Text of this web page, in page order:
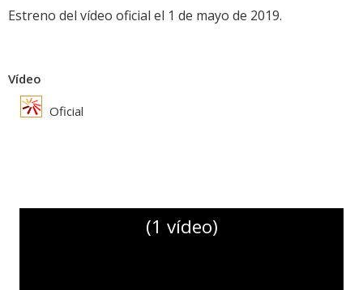
Estreno del vídeo oficial el 1 de mayo de 2019.
Vídeo
Oficial
(1 vídeo)